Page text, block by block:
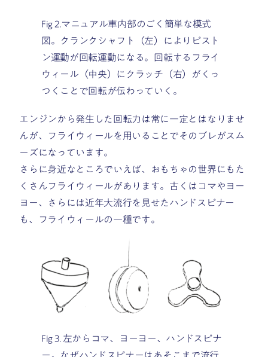
Fig 2.マニュアル車内部のごく簡単な模式
図。クランクシャフト（左）によりピスト
ン運動が回転運動になる。回転するフライ
ウィール（中央）にクラッチ（右）がくっ
つくことで回転が伝わっていく。
エンジンから発生した回転力は常に一定とはなりませ
んが、フライウィールを用いることでそのブレがスム
ーズになっています。
さらに身近なところでいえば、おもちゃの世界にもた
くさんフライウィールがあります。古くはコマやヨー
ヨー、さらには近年大流行を見せたハンドスピナー
も、フライウィールの一種です。
Fig 3. 左からコマ、ヨーヨー、ハンドスピナ